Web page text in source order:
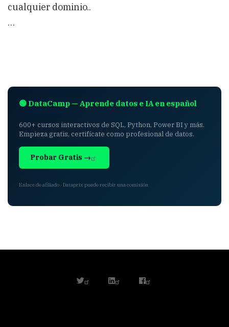
cualquier dominio..
…
🟢 DataCamp — Aprende datos e IA en español
600+ cursos interactivos de SQL, Python, Power BI y más.
Empieza gratis, certifícate como profesional de datos.
Probar Gratis →
Enlace de afiliado · Dataprix puede recibir una comisión
twitterlinkedinfacebook